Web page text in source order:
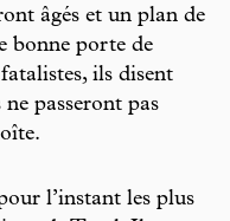
âgés et un plan de
bonne porte de
ils disent
passeront pas
l’instant les plus